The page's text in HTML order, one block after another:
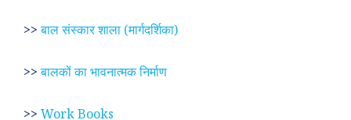
>>बाल संस्कार शाला (मार्गदर्शिका)
>>बालकों का भावनात्मक निर्माण
>> Work Books